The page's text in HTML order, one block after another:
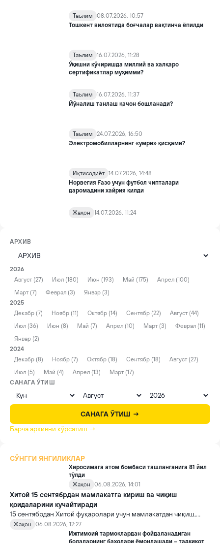
Таълим
08.07.2026, 10:57
Тошкент вилоятида боғчалар вақтинча ёпилди
Таълим
16.07.2026, 11:28
Ўқишни кўчиришда миллий ва халқаро
сертификатлар муҳимми?
Таълим
16.07.2026, 11:37
Йўналиш танлаш қачон бошланади?
Таълим
24.07.2026, 16:50
Электромобилларнинг «умри» қисқами?
Иқтисодиёт 14.07.2026, 14:48
Норвегия Ғазо учун футбол чипталари
даромадини хайрия қилди
Жаҳон 14.07.2026, 11:24
АРХИВ
2026
Август (27)
Июл (180) Июн (193) Май (175)
Апрел (100)
Март (7)
Феврал (3)
Январ (3)
2025
Декабр (7)
Ноябр (11) Октябр (14) Сентябр (22)
Август (44)
Июл (36)
Июн (8) Май (7) Апрел (10) Март (3)
Феврал (11)
Январ (2)
2024
Декабр (8)
Ноябр (7) Октябр (18) Сентябр (18)
Август (27)
Июл (5)
Май (4) Апрел (13)
Март (17)
САНАГА ЎТИШ
САНАГА ЎТИШ →
Барча архивни кўрсатиш →
СЎНГГИ ЯНГИЛИКЛАР
Хиросимага атом бомбаси ташланганига 81 йил
тўлди
Жаҳон
06.08.2026, 14:01
Хитой 15 сентябрдан мамлакатга кириш ва чиқиш
қоидаларини кучайтиради
15 сентябрдан Хитой фуқаролари учун мамлакатдан чиқиш,
хорижликлар учун эса Хитойга кириш тартиби бўйича янги
қоидалар кучга киради.
Жаҳон
06.08.2026, 12:27
Ижтимоий тармоқлардан фойдаланадиган
болаларнинг баҳолари ёмонлашади – тадқиқот